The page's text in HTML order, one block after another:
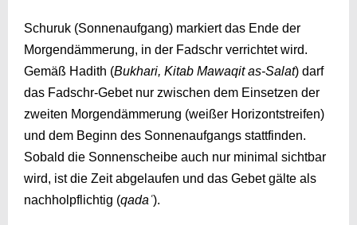
Schuruk (Sonnenaufgang) markiert das Ende der
Morgendämmerung, in der Fadschr verrichtet wird.
Gemäß Hadith (Bukhari, Kitab Mawaqit as-Salat) darf
das Fadschr-Gebet nur zwischen dem Einsetzen der
zweiten Morgendämmerung (weißer Horizontstreifen)
und dem Beginn des Sonnenaufgangs stattfinden.
Sobald die Sonnenscheibe auch nur minimal sichtbar
wird, ist die Zeit abgelaufen und das Gebet gälte als
nachholpflichtig (qadaʿ).